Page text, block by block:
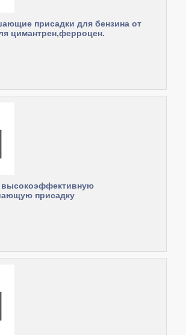
присадки для бензина от
цимантрен,ферроцен.
высокоэффективную
присадку